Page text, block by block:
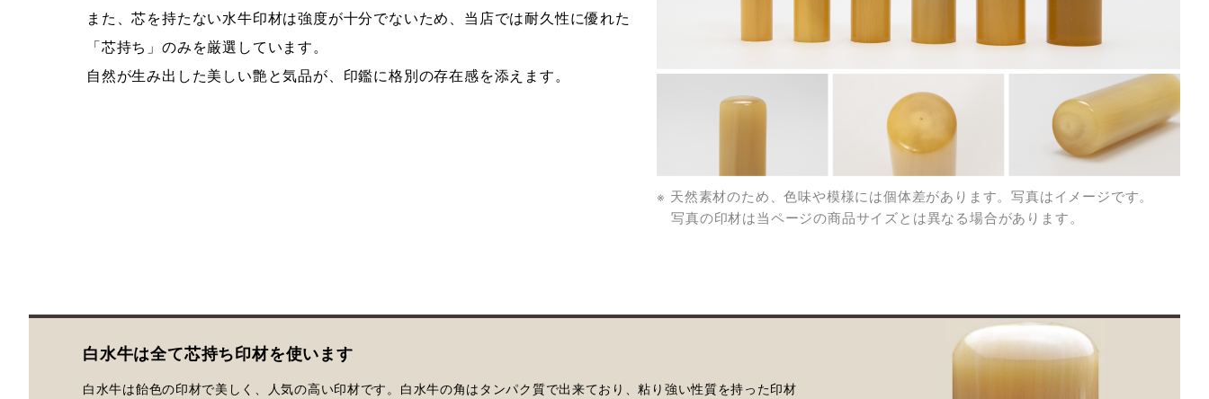
また、芯を持たない水牛印材は強度が十分でないため、当店では耐久性に優れた
「芯持ち」のみを厳選しています。
自然が生み出した美しい艶と気品が、印鑑に格別の存在感を添えます。
※ 天然素材のため、色味や模様には個体差があります。写真はイメージです。
写真の印材は当ページの商品サイズとは異なる場合があります。
白水牛は全て芯持ち印材を使います
白水牛は飴色の印材で美しく、人気の高い印材です。白水牛の角はタンパク質で出来ており、粘り強い性質を持った印材